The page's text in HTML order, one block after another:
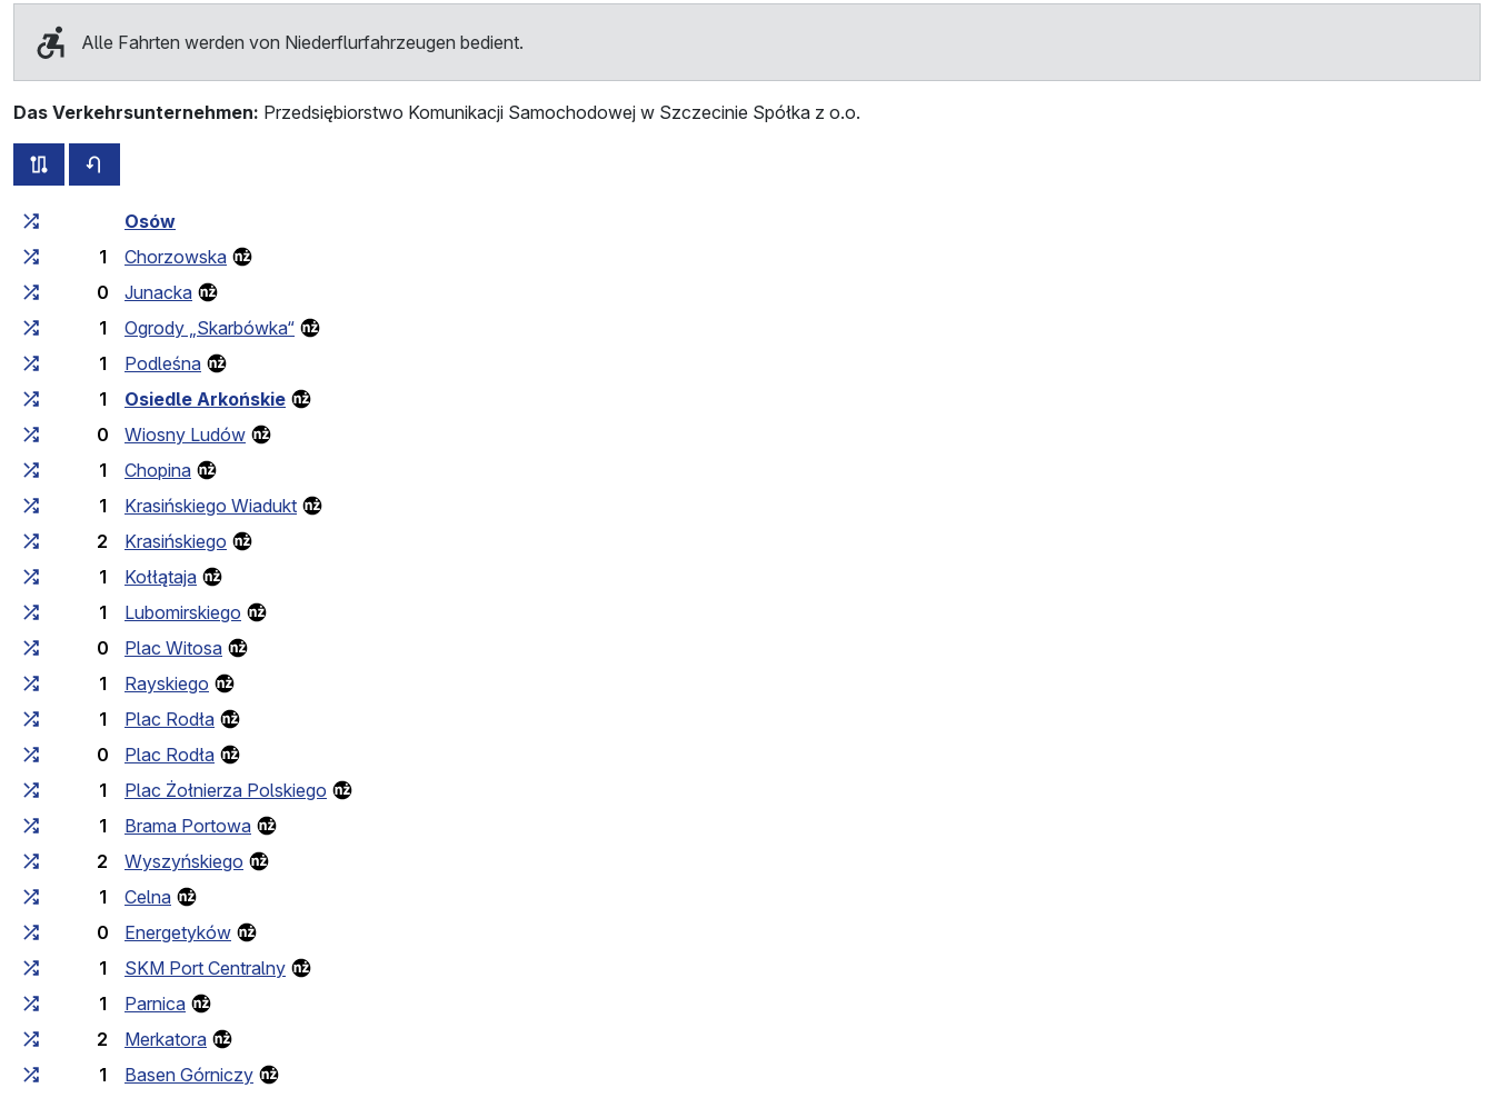
Alle Fahrten werden von Niederflurfahrzeugen bedient.
Das Verkehrsunternehmen: Przedsiębiorstwo Komunikacji Samochodowej w Szczecinie Spółka z o.o.
alle Strecken dieser Linie
Fahrtzeit zunehmend
Osów
1
Chorzowska
0
Junacka
1
Ogrody „Skarbówka“
1
Podleśna
1
Osiedle Arkońskie
0
Wiosny Ludów
1
Chopina
1
Krasińskiego Wiadukt
2
Krasińskiego
1
Kołłątaja
1
Lubomirskiego
0
Plac Witosa
1
Rayskiego
1
Plac Rodła
0
Plac Rodła
1
Plac Żołnierza Polskiego
1
Brama Portowa
2
Wyszyńskiego
1
Celna
0
Energetyków
1
SKM Port Centralny
1
Parnica
2
Merkatora
1
Basen Górniczy